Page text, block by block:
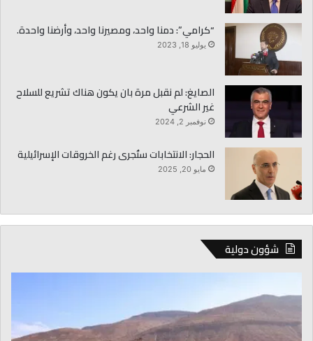
“كرامي”: دمنا واحد، ومصيرنا واحد، وأرضنا واحدة.
يوليو 18, 2023
الصايغ: لم نقبل مرة بان يكون هناك تشريع للسلاح
غير الشرعي
نوفمبر 2, 2024
الحجار: الانتخابات ستُجرى رغم الخروقات الإسرائيلية
مايو 20, 2025
شؤون دولية